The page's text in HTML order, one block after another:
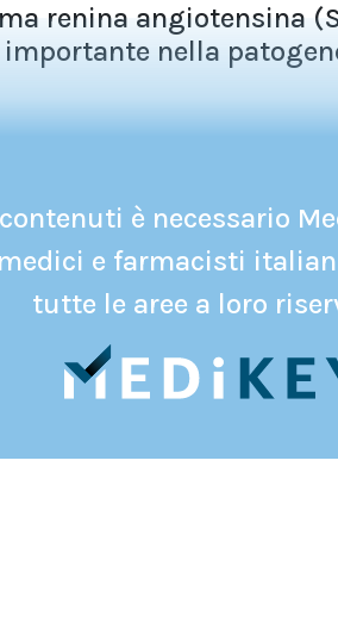
renina angiotensina
nella
è necessario
e farmacisti
tutte le aree a loro